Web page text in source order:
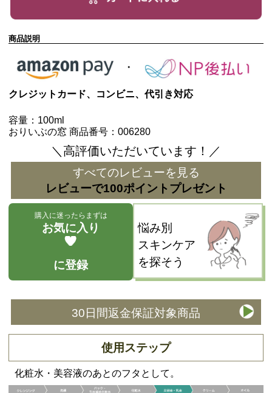
商品説明
クレジットカード、コンビニ、代引き対応
容量：100ml
おりいぶの窓 商品番号：006280
＼高評価いただいています！／
すべてのレビューを見る
レビューで100ポイントプレゼント
購入に迷ったらまずは
お気に入り
に登録
悩み別
スキンケア
を探そう
30日間返金保証対象商品
使用ステップ
化粧水・美容液のあとのフタとして。